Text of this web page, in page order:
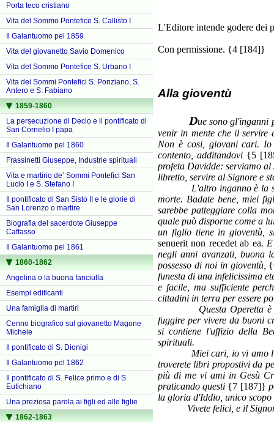
Porta teco cristiano
Vita del Sommo Pontefice S. Callisto I
Il Galantuomo pel 1859
Vita del giovanetto Savio Domenico
Vita del Sommo Pontefice S. Urbano I
Vita dei Sommi Pontefici S. Ponziano, S.
Antero e S. Fabiano
1859-1860
La persecuzione di Decio e il pontificato di
San Cornelio I papa
Il Galantuomo pel 1860
Frassinetti Giuseppe, Industrie spirituali
Vita e martirio de’ Sommi Pontefici San
Lucio I e S. Stefano I
Il pontificato di San Sisto II e le glorie di
San Lorenzo o martire
Biografia del sacerdote Giuseppe
Caffasso
Il Galantuomo pel 1861
1860-1862
Angelina o la buona fanciulla
Esempi edificanti
Una famiglia di martiri
Cenno biografico sul giovanetto Magone
Michele
Il pontificato di S. Dionigi
Il Galantuomo pel 1862
Il pontificato di S. Felice primo e di S.
Eutichiano
Una preziosa parola ai figli ed alle figlie
1862-1863
L'Editore intende godere dei
Con permissione. {4 [184]}
Alla gioventù
Due sono gl'inganni
venir in mente che il servire
Non è cosi, giovani cari.
contento, additandovi {5
profeta Davidde: serviamo
libretto, servire al Signore e
L'altro inganno è la
morte. Badate bene, miei
sarebbe patteggiare colla
quale può disporne come a
un figlio tiene in gioventù,
senuerit non recedet ab ea.
negli anni avanzati, buona
possesso di noi in gioventù,
funesta di una infelicissima
e facile, ma sufficiente
cittadini in terra per essere
Questa Operetta è
fuggire per vivere da buoni
si contiene l'uffizio della
spirituali.
Miei cari, io vi amo lutti di
troverete libri propostivi da
più di me vi ami in Gesù
praticando questi {7 [187]}
la gloria d'Iddio, unico scopo
Vivete felici, e il Signor